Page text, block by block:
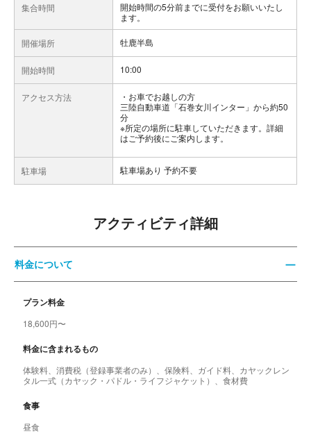
集合時間
開始時間の5分前までに受付をお願いいたし
ます。
開催場所 牡鹿半島
開始時間 10:00
アクセス方法
お車でお越しの方
三陸自動車道「石巻女川インター」から約50
分
※所定の場所に駐車していただきます。詳細
はご予約後にご案内します。
駐車場 駐車場あり 予約不要
アクティビティ詳細
料金について
プラン料金
18,600円〜
料金に含まれるもの
体験料、消費税（登録事業者のみ）、保険料、ガイド料、カヤックレン
タル一式（カヤック・パドル・ライフジャケット）、食材費
食事
昼食